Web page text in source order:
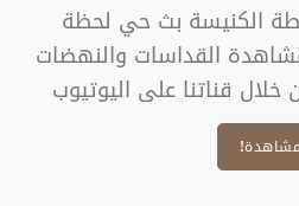
الكنيسة بث حي لحظة
القداسات والنهضات
قناتنا على اليوتيوب
مشاهدة!